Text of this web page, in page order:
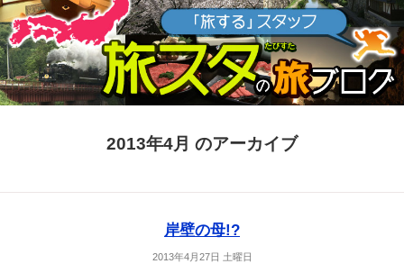
2013年4月 のアーカイブ
岸壁の母!?
2013年4月27日 土曜日